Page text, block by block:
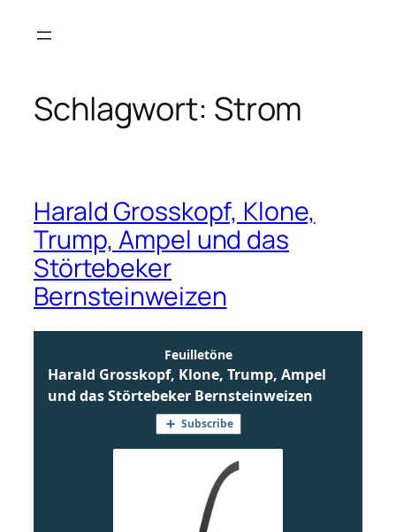
Inhalt
Schlagwort: Strom
Harald Grosskopf, Klone,
Trump, Ampel und das
Störtebeker
Bernsteinweizen